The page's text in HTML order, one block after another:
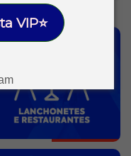
VIP⭐